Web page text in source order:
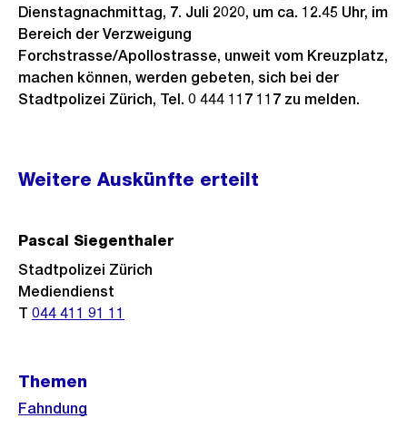
Dienstagnachmittag, 7. Juli 2020, um ca. 12.45 Uhr, im
Bereich der Verzweigung
Forchstrasse/Apollostrasse, unweit vom Kreuzplatz,
machen können, werden gebeten, sich bei der
Stadtpolizei Zürich, Tel. 0 444 117 117 zu melden.
Weitere
Informationen
Weitere Auskünfte erteilt
Pascal Siegenthaler
Stadtpolizei Zürich
Mediendienst
T 044 411 91 11
Themen
Fahndung